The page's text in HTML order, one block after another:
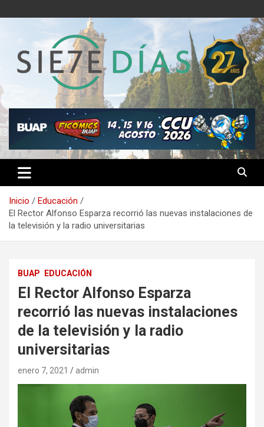
al
Semanario 7 Días
Inicio
Educación
El Rector Alfonso Esparza recorrió las nuevas instalaciones de
la televisión y la radio universitarias
BUAP EDUCACIÓN
El Rector Alfonso Esparza
recorrió las nuevas instalaciones
de la televisión y la radio
universitarias
enero 7, 2021 admin